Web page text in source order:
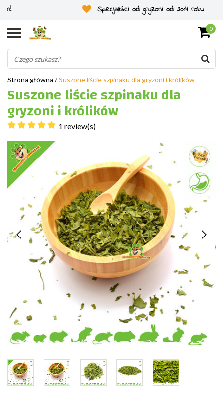
Specjaliści od gryzoni od 2011 roku
0
Strona główna /Suszone liście szpinaku dla gryzoni i królików
Suszone liście szpinaku dla
gryzoni i królików
1 review(s)